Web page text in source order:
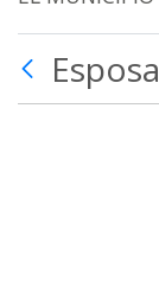
Esposa